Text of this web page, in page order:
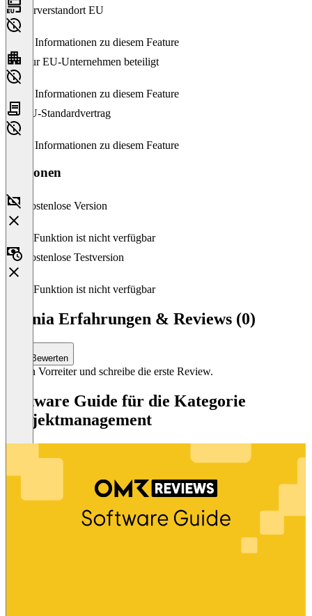
Serverstandort EU
Keine Informationen zu diesem Feature
Nur EU-Unternehmen beteiligt
Keine Informationen zu diesem Feature
EU-Standardvertrag
Keine Informationen zu diesem Feature
Versionen
Kostenlose Version
Diese Funktion ist nicht verfügbar
Kostenlose Testversion
Diese Funktion ist nicht verfügbar
Beenia Erfahrungen & Reviews (0)
Bewerten
Sei ein Vorreiter und schreibe die erste Review.
Software Guide für die Kategorie
Projektmanagement